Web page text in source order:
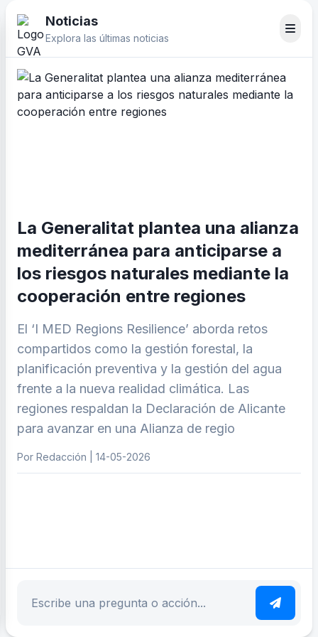
Noticias
Explora las últimas noticias
La Generalitat plantea una alianza
mediterránea para anticiparse a
los riesgos naturales mediante la
cooperación entre regiones
El ‘I MED Regions Resilience’ aborda retos
compartidos como la gestión forestal, la
planificación preventiva y la gestión del agua
frente a la nueva realidad climática. Las
regiones respaldan la Declaración de Alicante
para avanzar en una Alianza de regio
Por Redacción | 14-05-2026
Escribe tu pregunta